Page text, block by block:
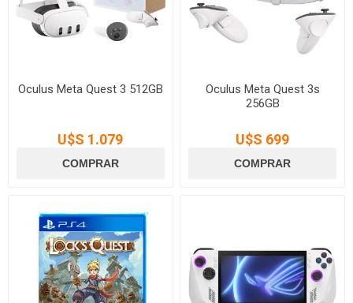
Oculus Meta Quest 3 512GB
U$S 1.079
Oculus Meta Quest 3s
256GB
U$S 699